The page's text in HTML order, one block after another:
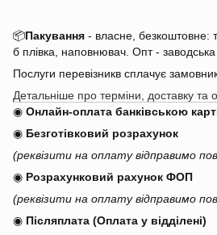
📦Пакування - власне, безкоштовне:
б плівка, наповнювач. Опт - заводська
Послуги перевізникв сплачує
Детальніше про терміни, доставку та
◉ Онлайн-оплата банківською
◉ Безготівковий розрахунок
(реквізити на оплату відправимо
◉ Розрахунковий рахунок ФОП
(реквізити на оплату відправимо
◉ Післяплата (Оплата у відділені)